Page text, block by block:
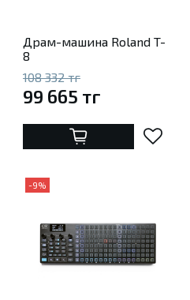
Драм-машина Roland T-
8
108 332 тг
99 665 тг
-9%